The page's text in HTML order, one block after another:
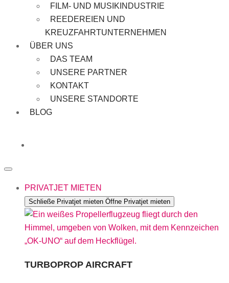
FILM- UND MUSIKINDUSTRIE
REEDEREIEN UND
KREUZFAHRTUNTERNEHMEN
ÜBER UNS
DAS TEAM
UNSERE PARTNER
KONTAKT
UNSERE STANDORTE
BLOG
PRIVATJET MIETEN
Schließe Privatjet mieten Öffne Privatjet mieten
TURBOPROP AIRCRAFT